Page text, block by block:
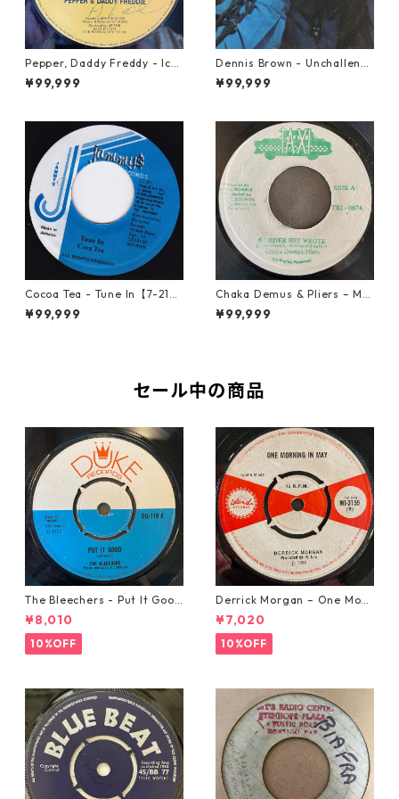
Pepper, Daddy Freddy - Icki
e Fashion【12-50044】
¥99,999
Dennis Brown - Unchalleng
ed【LP-70046】
¥99,999
Cocoa Tea - Tune In【7-2187
2】
¥99,999
Chaka Demus & Pliers – Mu
rder She Wrote【7-21777】
¥99,999
セール中の商品
The Bleechers - Put It Good
【7-21637】
¥8,010
10%OFF
Derrick Morgan – One Morn
ing In May【7-21653】
¥7,020
10%OFF